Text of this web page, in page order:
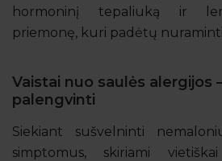
hormoninį tepaliuką ir
priemonę, kuri padėtų
Vaistai nuo saulės alergijos
palengvinti
Siekiant sušvelninti
simptomus, skiriami